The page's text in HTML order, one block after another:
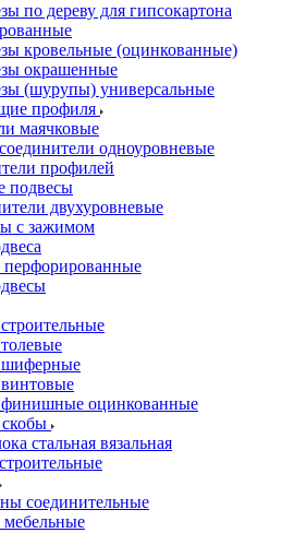
по дереву для гипсокартона
кровельные (оцинкованные)
окрашенные
(шурупы) универсальные
профиля
маячковые
одноуровневые
профилей
подвесы
двухуровневые
с зажимом
перфорированные
шиферные
финишные оцинкованные
стальная вязальная
соединительные